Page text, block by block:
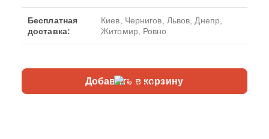
Бесплатная
доставка:
Киев, Чернигов, Львов, Днепр,
Житомир, Ровно
Добавить в корзину